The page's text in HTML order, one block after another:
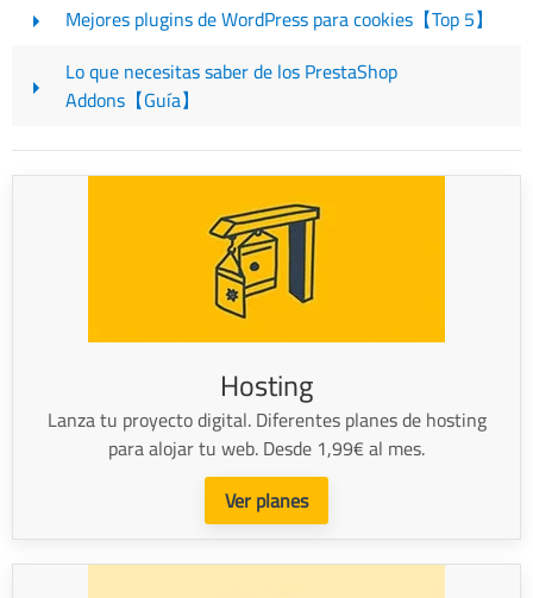
Mejores plugins de WordPress para cookies【Top 5】
Lo que necesitas saber de los PrestaShop
Addons【Guía】
Hosting
Lanza tu proyecto digital. Diferentes planes de hosting
para alojar tu web. Desde 1,99€ al mes.
Ver planes